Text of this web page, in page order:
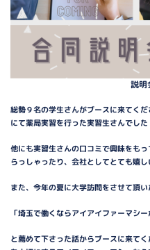
説明
総勢９名の学生さんがブースに来てく
にて薬局実習を行った実習生さんでした
他にも実習生さんの口コミで興味をも
らっしゃったり、会社としてとても嬉
また、今年の夏に大学訪問をさせて頂い
「埼玉で働くならアイアイファーマシー
と薦めて下さった話からブースに来て